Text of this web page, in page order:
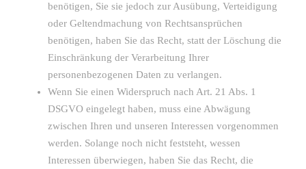
benötigen, Sie sie jedoch zur Ausübung, Verteidigung
oder Geltendmachung von Rechtsansprüchen
benötigen, haben Sie das Recht, statt der Löschung die
Einschränkung der Verarbeitung Ihrer
personenbezogenen Daten zu verlangen.
Wenn Sie einen Widerspruch nach Art. 21 Abs. 1
DSGVO eingelegt haben, muss eine Abwägung
zwischen Ihren und unseren Interessen vorgenommen
werden. Solange noch nicht feststeht, wessen
Interessen überwiegen, haben Sie das Recht, die